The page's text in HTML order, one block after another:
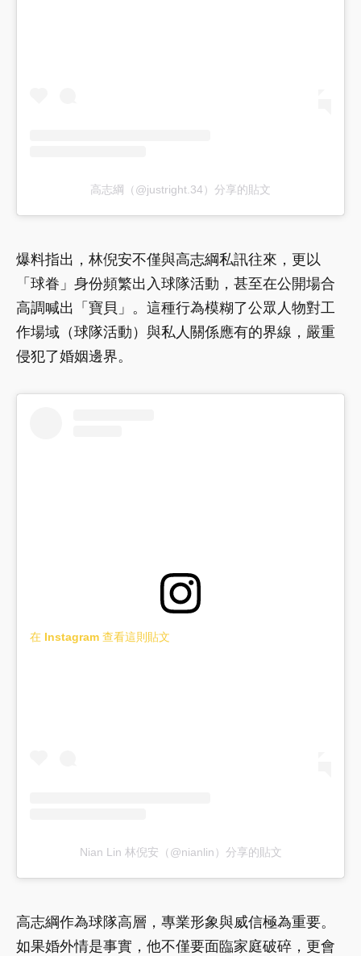
高志綱（@justright.34）分享的貼文
爆料指出，林倪安不僅與高志綱私訊往來，更以
「球眷」身份頻繁出入球隊活動，甚至在公開場合
高調喊出「寶貝」。這種行為模糊了公眾人物對工
作場域（球隊活動）與私人關係應有的界線，嚴重
侵犯了婚姻邊界。
在 Instagram 查看這則貼文
Nian Lin 林倪安（@nianlin）分享的貼文
高志綱作為球隊高層，專業形象與威信極為重要。
如果婚外情是事實，他不僅要面臨家庭破碎，更會